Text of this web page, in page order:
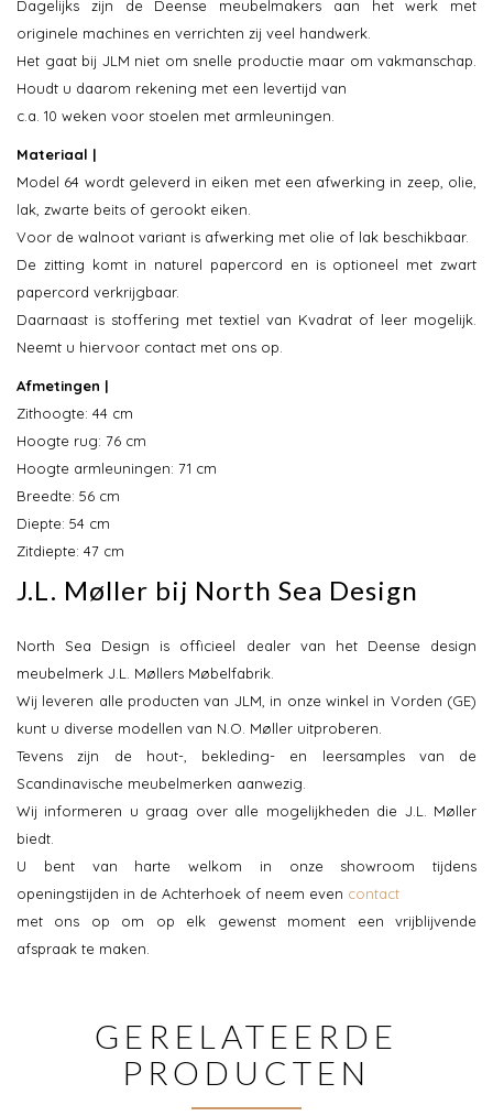
Dagelijks zijn de Deense meubelmakers aan het werk met
originele machines en verrichten zij veel handwerk.
Het gaat bij JLM niet om snelle productie maar om vakmanschap.
Houdt u daarom rekening met een levertijd van
c.a. 10 weken voor stoelen met armleuningen.
Materiaal |
Model 64 wordt geleverd in eiken met een afwerking in zeep, olie,
lak, zwarte beits of gerookt eiken.
Voor de walnoot variant is afwerking met olie of lak beschikbaar.
De zitting komt in naturel papercord en is optioneel met zwart
papercord verkrijgbaar.
Daarnaast is stoffering met textiel van Kvadrat of leer mogelijk.
Neemt u hiervoor contact met ons op.
Afmetingen |
Zithoogte: 44 cm
Hoogte rug: 76 cm
Hoogte armleuningen: 71 cm
Breedte: 56 cm
Diepte: 54 cm
Zitdiepte: 47 cm
J.L. Møller bij North Sea Design
North Sea Design is officieel dealer van het Deense design
meubelmerk J.L. Møllers Møbelfabrik.
Wij leveren alle producten van JLM, in onze winkel in Vorden (GE)
kunt u diverse modellen van N.O. Møller uitproberen.
Tevens zijn de hout-, bekleding- en leersamples van de
Scandinavische meubelmerken aanwezig.
Wij informeren u graag over alle mogelijkheden die J.L. Møller
biedt.
U bent van harte welkom in onze showroom tijdens
openingstijden in de Achterhoek of neem even contact
met ons op om op elk gewenst moment een vrijblijvende
afspraak te maken.
GERELATEERDE
PRODUCTEN